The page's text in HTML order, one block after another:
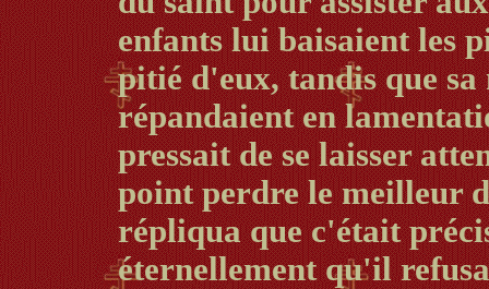
enfants lui baisaient les
pitié d'eux, tandis que sa
répandaient en
pressait de se laisser
point perdre le meilleur
répliqua que c'était
éternellement qu'il